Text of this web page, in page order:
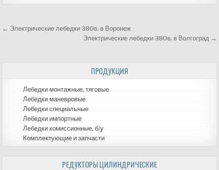
ПРОДУКЦИЯ
Лебедки монтажные, тяговые
Лебедки маневровые
Лебедки специальные
Лебедки импортные
Лебедки комиссионные, б/у
Комплектующие и запчасти
РЕДУКТОРЫ ЦИЛИНДРИЧЕСКИЕ
Навигация
← Электрические лебедки 380в. в Воронеж
Электрические лебедки 380в. в Волгоград →